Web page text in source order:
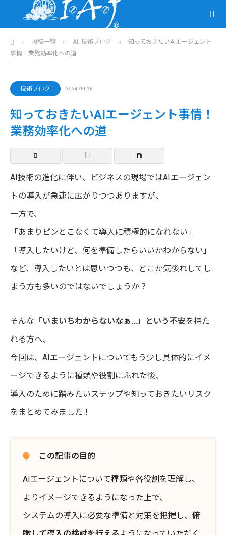
ホーム投稿一覧 AI , 技術ブログ
知っておきたいAIエージェント
事情！業務効率化への道
技術ブログ 2024.09.18
知っておきたいAIエージェント事情！
業務効率化への道
AI技術の進化に伴い、ビジネスの現場ではAIエージェン
トの導入が急速に広がりつつありますが、
一方で、
「あまりピンとこなくて導入に積極的になれない」
「導入したいけど、何を準備したらいいかわからない」
など、導入したいとは思いつつも、どこか気後れしてし
まう方も多いのではないでしょうか？
そんな 「いまいちわからないなぁ…」という不安を持た
れる方へ、
今回は、AIエージェントについてもう少し具体的にイメ
ージできるように種類や役割にふれた後、
導入のために踏みたいステップや知っておきたいリスク
をまとめてみました！
この記事の目的
AIエージェントについて種類や各役割を理解し、
よりイメージできるようになった上で、
システムの導入に必要な準備と対策を把握し、 俯